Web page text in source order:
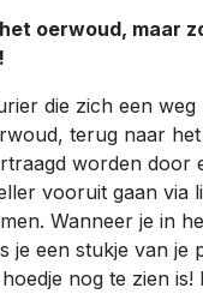
oerwoud, maar
die zich een
terug naar het
worden door
vooruit gaan via
Wanneer je in
je een stukje van je
nog te zien is!